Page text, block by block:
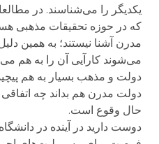
یکدیگر را می‌شناسند. در
که در حوزه تحقیقات مذهبی
مدرن آشنا نیستند؛ به همین
می‌شوند کارآیی آن را به هم
دولت و مذهب بسیار به هم
دولت مدرن هم بداند چه
حال وقوع است.
دوست دارید در آینده در